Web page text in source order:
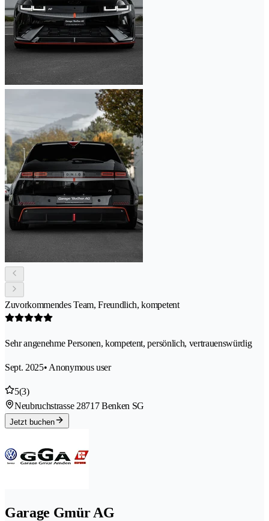
Zuvorkommendes Team, Freundlich, kompetent
Sehr angenehme Personen, kompetent, persönlich, vertrauenswürdig
Sept. 2025• Anonymous user
5(3)
Neubruchstrasse 28717 Benken SG
Jetzt buchen
Garage Gmür AG